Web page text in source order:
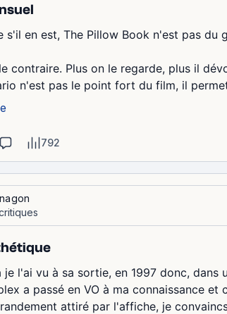
s'il en est, The Pillow Book n'est pas du
contraire. Plus on le regarde, plus il
n'est pas le point fort du film, il
792
je l'ai vu à sa sortie, en 1997 donc,
a passé en VO à ma connaissance
attiré par l'affiche, je